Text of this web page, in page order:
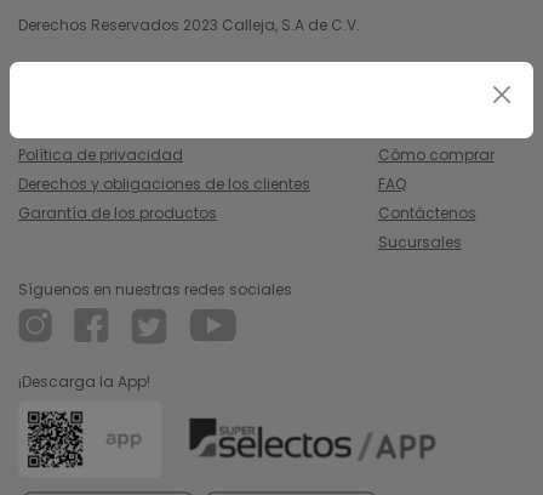
Derechos Reservados 2023 Calleja, S.A de C.V.
Política de privacidad
Derechos y obligaciones de los clientes
Garantía de los productos
Cómo comprar
FAQ
Contáctenos
Sucursales
Síguenos en nuestras redes sociales
¡Descarga la App!